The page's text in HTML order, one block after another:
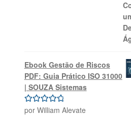
Ebook Gestão de Riscos
PDF: Guia Prático ISO 31000
| SOUZA Sistemas
Avaliação5
por William Alevate